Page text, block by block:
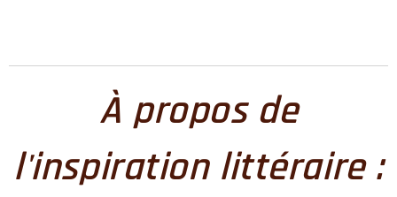
À propos de
l'inspiration littéraire :